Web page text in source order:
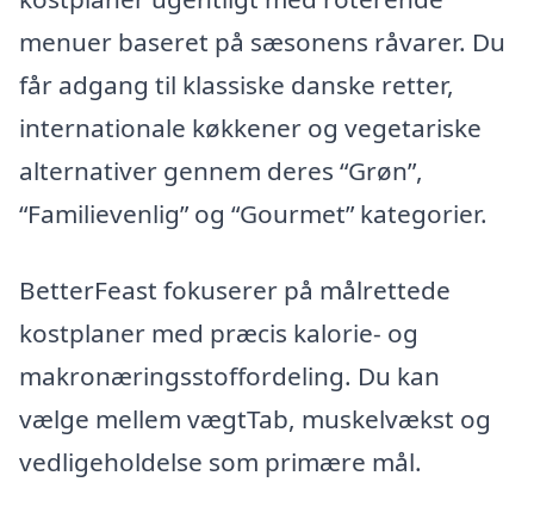
menuer baseret på sæsonens råvarer. Du
får adgang til klassiske danske retter,
internationale køkkener og vegetariske
alternativer gennem deres “Grøn”,
“Familievenlig” og “Gourmet” kategorier.
BetterFeast fokuserer på målrettede
kostplaner med præcis kalorie- og
makronæringsstoffordeling. Du kan
vælge mellem vægtTab, muskelvækst og
vedligeholdelse som primære mål.